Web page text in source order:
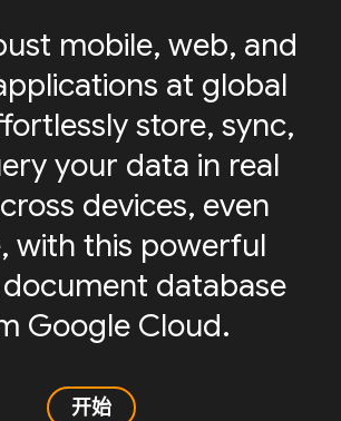
mobile, web, and
at global
store, sync,
your data in real
devices, even
with this powerful
document database
Google Cloud.
开始